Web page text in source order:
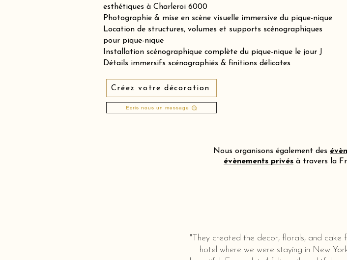
esthétiques à Charleroi 6000
Photographie & mise en scène visuelle immersive du pique-nique
Location de structures, volumes et supports scénographiques
pour pique-nique
Installation scénographique complète du pique-nique le jour J
Détails immersifs scénographiés & finitions délicates
Créez votre décoration
Ecris nous un message
Nous organisons également des
évènements privés à travers la
"They created the decor, florals, and cake
hotel where we were staying in New